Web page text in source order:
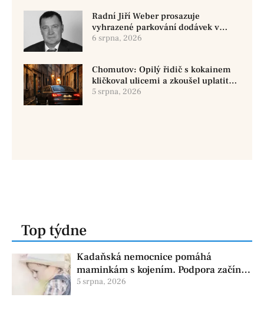
Radní Jiří Weber prosazuje
vyhrazené parkování dodávek v
Chomutově
6 srpna, 2026
Chomutov: Opilý řidič s kokainem
kličkoval ulicemi a zkoušel uplatit
policisty
5 srpna, 2026
Top týdne
Kadaňská nemocnice pomáhá
maminkám s kojením. Podpora začíná
už před porodem
5 srpna, 2026